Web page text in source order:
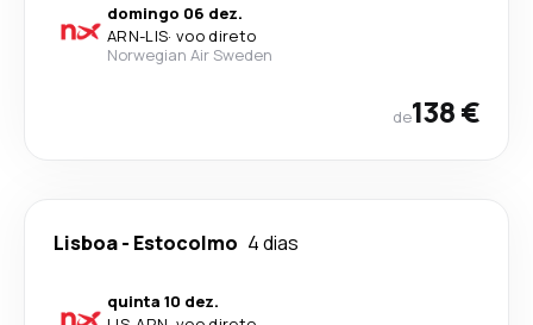
domingo 06 dez.
ARN-LIS· voo direto
Norwegian Air Sweden
de138 €
Lisboa- Estocolmo 4 dias
quinta 10 dez.